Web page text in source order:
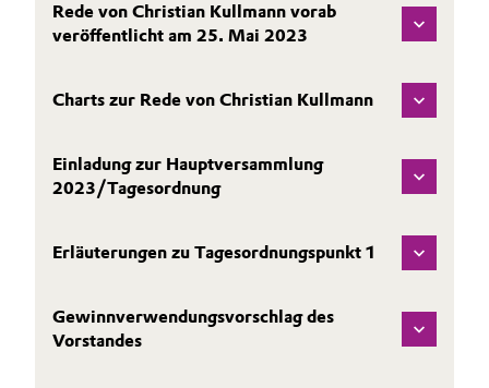
Battery
Building, Construction & Infrastructure
Chemical Industry
Circular Economy
Coatings, Paints & Printing
Geschichte
Vorstand
Aufsichtsrat
Struktur
Business Lines
ESHQ
REPORTING
KALENDER & VERANSTALTUNGEN
KONTAKT & SERVICE
Rede von Christian Kullmann vorab
veröffentlicht am 25. Mai 2023
Charts zur Rede von Christian Kullmann
Einladung zur Hauptversammlung
2023/Tagesordnung
Erläuterungen zu Tagesordnungspunkt 1
Gewinnverwendungsvorschlag des
Vorstandes